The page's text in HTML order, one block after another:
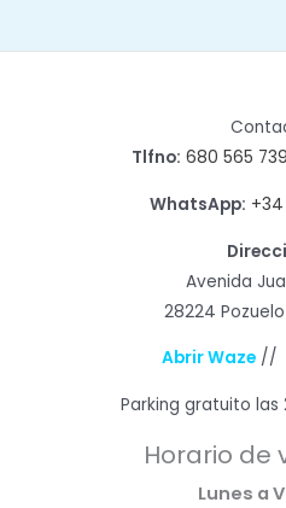
Tlfno: 680 565 739
WhatsApp:
Avenida
28224
Abrir Waze//
Parking gratuito las
Horario de
Lunes a